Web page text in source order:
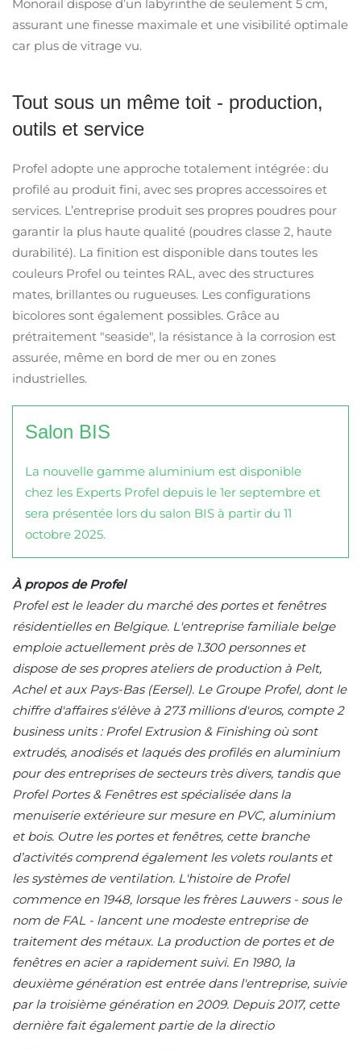
Monorail dispose d’un labyrinthe de seulement 5 cm,
assurant une finesse maximale et une visibilité optimale
car plus de vitrage vu.
Tout sous un même toit - production,
outils et service
Profel adopte une approche totalement intégrée : du
profilé au produit fini, avec ses propres accessoires et
services. L’entreprise produit ses propres poudres pour
garantir la plus haute qualité (poudres classe 2, haute
durabilité). La finition est disponible dans toutes les
couleurs Profel ou teintes RAL, avec des structures
mates, brillantes ou rugueuses. Les configurations
bicolores sont également possibles. Grâce au
prétraitement "seaside", la résistance à la corrosion est
assurée, même en bord de mer ou en zones
industrielles.
Salon BIS
La nouvelle gamme aluminium est disponible
chez les Experts Profel depuis le 1er septembre et
sera présentée lors du salon BIS à partir du 11
octobre 2025.
À propos de Profel
Profel est le leader du marché des portes et fenêtres
résidentielles en Belgique. L'entreprise familiale belge
emploie actuellement près de 1.300 personnes et
dispose de ses propres ateliers de production à Pelt,
Achel et aux Pays-Bas (Eersel). Le Groupe Profel, dont le
chiffre d'affaires s'élève à 273 millions d'euros, compte 2
business units : Profel Extrusion & Finishing où sont
extrudés, anodisés et laqués des profilés en aluminium
pour des entreprises de secteurs très divers, tandis que
Profel Portes & Fenêtres est spécialisée dans la
menuiserie extérieure sur mesure en PVC, aluminium
et bois. Outre les portes et fenêtres, cette branche
d’activités comprend également les volets roulants et
les systèmes de ventilation. L'histoire de Profel
commence en 1948, lorsque les frères Lauwers - sous le
nom de FAL - lancent une modeste entreprise de
traitement des métaux. La production de portes et de
fenêtres en acier a rapidement suivi. En 1980, la
deuxième génération est entrée dans l'entreprise, suivie
par la troisième génération en 2009. Depuis 2017, cette
dernière fait également partie de la directio